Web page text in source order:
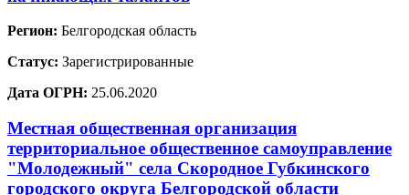
Регион: Белгородская область
Статус: Зарегистрированные
Дата ОГРН: 25.06.2020
Местная общественная организация
территориальное общественное самоуправление
"Молодежный" села Скородное Губкинского
городского округа Белгородской области